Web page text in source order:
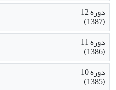
دوره 12
(1387)
دوره 11
(1386)
دوره 10
(1385)